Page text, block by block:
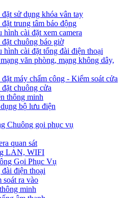
sử dụng khóa vân tay
trung tâm báo động
hình cài đặt xem camera
chuông báo giờ
hình cài đặt tổng đài điện thoại
văn phòng, mạng không dây,
máy chấm công - Kiểm soát cửa
chuông cửa
thông minh
bộ lưu điện
Chuông gọi phục vụ
quan sát
LAN, WIFI
Gọi Phục Vụ
điện thoại
soát ra vào
minh